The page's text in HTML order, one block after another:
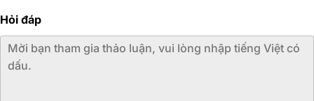
Hỏi đáp